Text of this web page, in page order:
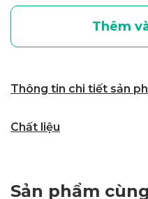
Thêm
Thông tin chi tiết sản
Chất liệu
Sản phẩm